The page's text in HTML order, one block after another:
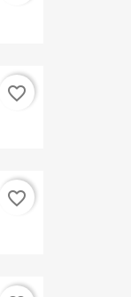
favorite_border
favorite_border